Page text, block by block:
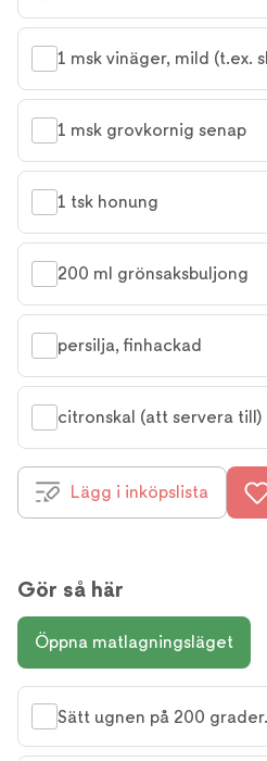
1 msk vinäger, mild (t.ex.
1 msk grovkornig senap
1 tsk honung
200 ml grönsaksbuljong
persilja, finhackad
citronskal (att servera till)
Lägg i inköpslista
Gör så här
Öppna matlagningsläget
Sätt ugnen på 200 grader.